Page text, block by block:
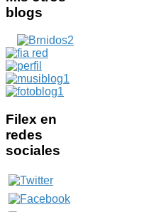
blogs
Filex en
redes
sociales